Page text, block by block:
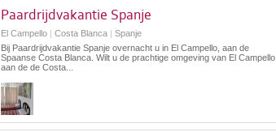
Paardrijdvakantie Spanje
El Campello | Costa Blanca | Spanje
Bij Paardrijdvakantie Spanje overnacht u in El Campello, aan de
Spaanse Costa Blanca. Wilt u de prachtige omgeving van El Campello
aan de de Costa...